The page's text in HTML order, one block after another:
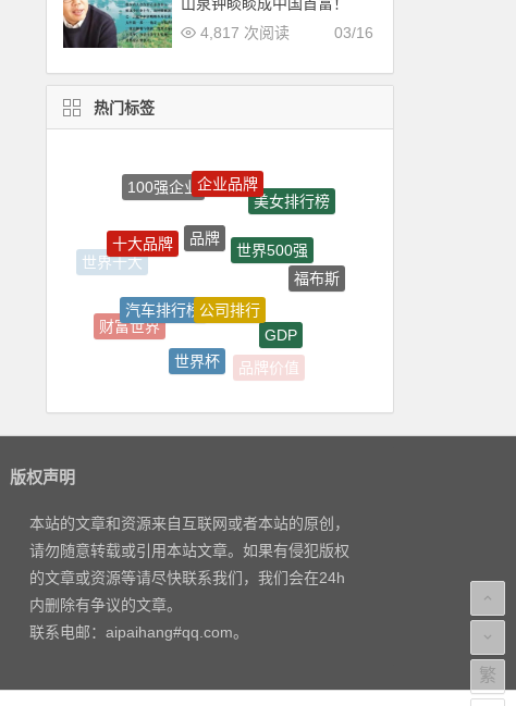
03/16
4,817 次阅读
热门标签
100强企业企业品牌
美女排行榜
世界十大
十大品牌
品牌
世界500强
福布斯
财富世界
汽车排行榜公司排行
GDP
品牌价值
公司排行榜
世界杯
版权声明
本站的文章和资源来自互联网或者本站的原创，
请勿随意转载或引用本站文章。如果有侵犯版权
的文章或资源等请尽快联系我们，我们会在24h
内删除有争议的文章。
联系电邮：aipaihang#qq.com。
繁